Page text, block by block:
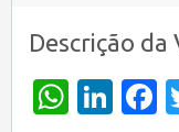
Descrição da